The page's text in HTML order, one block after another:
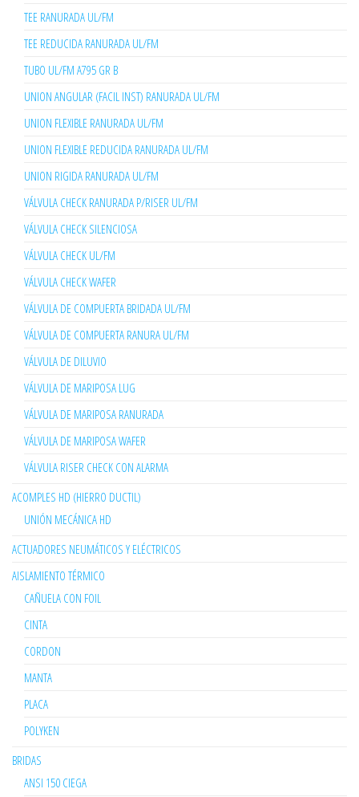
TEE RANURADA UL/FM
TEE REDUCIDA RANURADA UL/FM
TUBO UL/FM A795 GR B
UNION ANGULAR (FACIL INST) RANURADA UL/FM
UNION FLEXIBLE RANURADA UL/FM
UNION FLEXIBLE REDUCIDA RANURADA UL/FM
UNION RIGIDA RANURADA UL/FM
VÁLVULA CHECK RANURADA P/RISER UL/FM
VÁLVULA CHECK SILENCIOSA
VÁLVULA CHECK UL/FM
VÁLVULA CHECK WAFER
VÁLVULA DE COMPUERTA BRIDADA UL/FM
VÁLVULA DE COMPUERTA RANURA UL/FM
VÁLVULA DE DILUVIO
VÁLVULA DE MARIPOSA LUG
VÁLVULA DE MARIPOSA RANURADA
VÁLVULA DE MARIPOSA WAFER
VÁLVULA RISER CHECK CON ALARMA
ACOMPLES HD (HIERRO DUCTIL)
UNIÓN MECÁNICA HD
ACTUADORES NEUMÁTICOS Y ELÉCTRICOS
AISLAMIENTO TÉRMICO
CAÑUELA CON FOIL
CINTA
CORDON
MANTA
PLACA
POLYKEN
BRIDAS
ANSI 150 CIEGA